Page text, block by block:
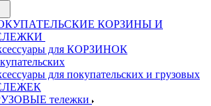
КОРЗИНЫ И
для КОРЗИНОК
для покупательских и грузовых
тележки